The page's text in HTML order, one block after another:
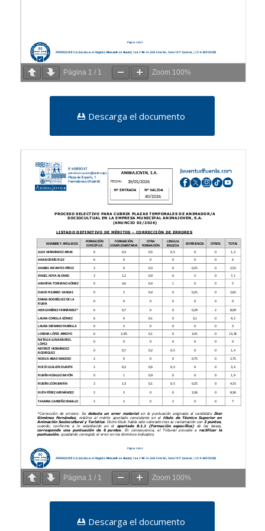
Página 1 / 1 Zoom 100%
Descarga el documento
Página 1 / 1 Zoom 100%
Descarga el documento